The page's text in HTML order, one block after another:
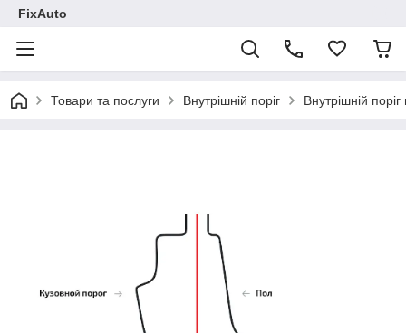
FixAuto
Товари та послуги Внутрішній поріг Внутрішній